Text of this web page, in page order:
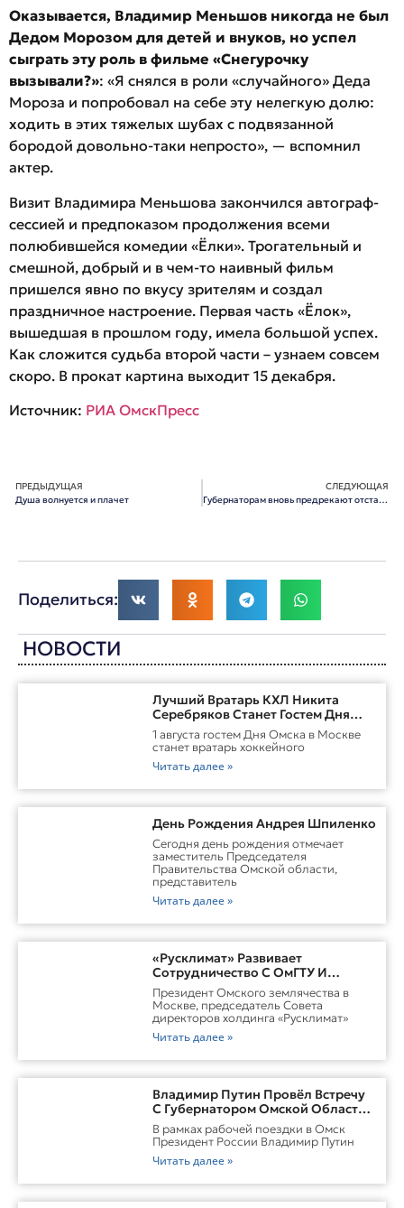
Оказывается, Владимир Меньшов никогда не был
Дедом Морозом для детей и внуков, но успел
сыграть эту роль в фильме «Снегурочку
вызывали?»: «Я снялся в роли «случайного» Деда
Мороза и попробовал на себе эту нелегкую долю:
ходить в этих тяжелых шубах с подвязанной
бородой довольно-таки непросто», — вспомнил
актер.
Визит Владимира Меньшова закончился автограф-
сессией и предпоказом продолжения всеми
полюбившейся комедии «Ёлки». Трогательный и
смешной, добрый и в чем-то наивный фильм
пришелся явно по вкусу зрителям и создал
праздничное настроение. Первая часть «Ёлок»,
вышедшая в прошлом году, имела большой успех.
Как сложится судьба второй части – узнаем совсем
скоро. В прокат картина выходит 15 декабря.
Источник: РИА ОмскПресс
ПРЕДЫДУЩАЯ
Душа волнуется и плачет
СЛЕДУЮЩАЯ
Губернаторам вновь предрекают отставки
Поделиться:
НОВОСТИ
Лучший Вратарь КХЛ Никита
Серебряков Станет Гостем Дня
Омска В Москве
1 августа гостем Дня Омска в Москве
станет вратарь хоккейного
Читать далее »
День Рождения Андрея Шпиленко
Cегодня день рождения отмечает
заместитель Председателя
Правительства Омской области,
представитель
Читать далее »
«Русклимат» Развивает
Сотрудничество С ОмГТУ И
Участвует В Обновлении
Городской Среды Омска
Президент Омского землячества в
Москве, председатель Совета
директоров холдинга «Русклимат»
Читать далее »
Владимир Путин Провёл Встречу
С Губернатором Омской Области
Виталием ХоценкоИсточник
В рамках рабочей поездки в Омск
Президент России Владимир Путин
Читать далее »